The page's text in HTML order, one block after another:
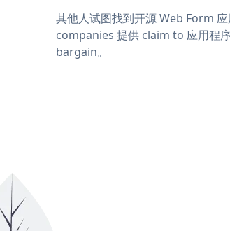
其他人试图找到开源 Web Form
companies 提供 claim to 应用程
bargain。